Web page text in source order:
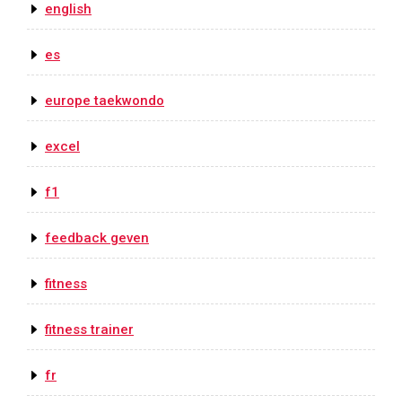
english
es
europe taekwondo
excel
f1
feedback geven
fitness
fitness trainer
fr